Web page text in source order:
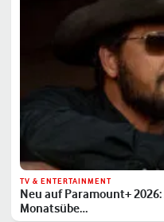
TV & ENTERTAINMENT
Neu auf Paramount+
Monatsübe…